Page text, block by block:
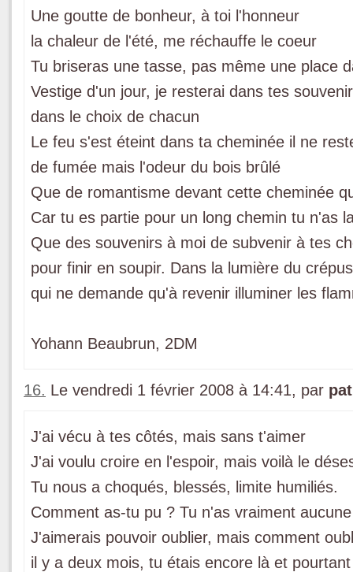
Une goutte de bonheur, à toi l'honneur
la chaleur de l'été, me réchauffe le coeur
Tu briseras une tasse, pas même une place
Vestige d'un jour, je resterai dans tes
dans le choix de chacun
Le feu s'est éteint dans ta cheminée il ne
de fumée mais l'odeur du bois brûlé
Que de romantisme devant cette cheminée
Car tu es partie pour un long chemin tu n'as
Que des souvenirs à moi de subvenir à tes
pour finir en soupir. Dans la lumière du
qui ne demande qu'à revenir illuminer les
Yohann Beaubrun, 2DM
16. Le vendredi 1 février 2008 à 14:41, par pat
J'ai vécu à tes côtés, mais sans t'aimer
J'ai voulu croire en l'espoir, mais voilà le
Tu nous a choqués, blessés, limite humiliés.
Comment as-tu pu ? Tu n'as vraiment
J'aimerais pouvoir oublier, mais comment
il y a deux mois, tu étais encore là et